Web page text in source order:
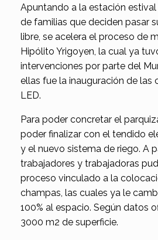
Apuntando a la estación
de familias que deciden pasar
libre, se acelera el proceso de
Hipólito Yrigoyen, la cual ya
intervenciones por parte del
ellas fue la inauguración de las
LED.
Para poder concretar el
poder finalizar con el tendido
y el nuevo sistema de riego. A
trabajadores y trabajadoras
proceso vinculado a la
champas, las cuales ya le
100% al espacio. Según datos
3000 m2 de superficie.